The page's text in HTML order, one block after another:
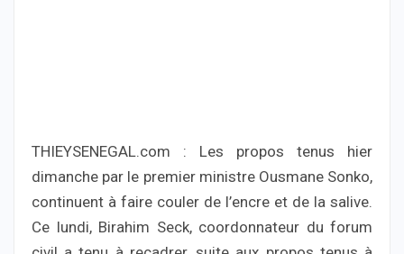
THIEYSENEGAL.com : Les propos tenus hier
dimanche par le premier ministre Ousmane Sonko,
continuent à faire couler de l’encre et de la salive.
Ce lundi, Birahim Seck, coordonnateur du forum